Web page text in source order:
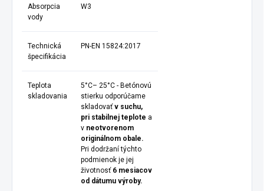
Absorpcia
vody
W3
Technická
špecifikácia
PN-EN 15824:2017
Teplota
skladovania
5°C– 25°C - Betónovú
stierku odporúčame
skladovaťv suchu,
pri stabilnej teplote a
v neotvorenom
originálnom obale.
Pri dodržaní týchto
podmienok je jej
životnosť6 mesiacov
od dátumu výroby.